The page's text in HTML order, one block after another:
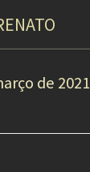
de 2021